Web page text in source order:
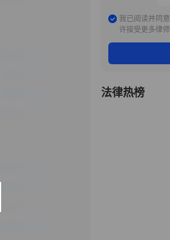
我已阅读并同意
许接受更多律
法律热榜